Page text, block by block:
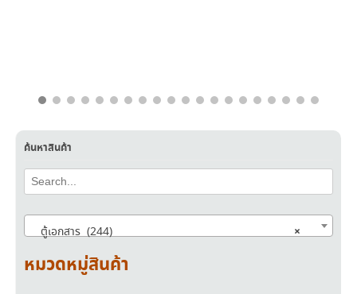
ค้นหาสินค้า
×
ตู้เอกสาร (244)
หมวดหมู่สินค้า